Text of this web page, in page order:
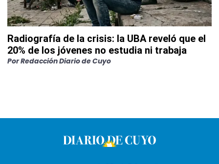
Radiografía de la crisis: la UBA reveló que el
20% de los jóvenes no estudia ni trabaja
PorRedacción Diario de Cuyo